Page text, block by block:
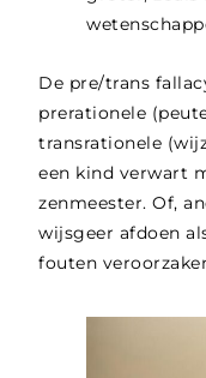
De pre/trans
prerationele
transrationele
een kind verwart
zenmeester. Of,
wijsgeer afdoen
fouten